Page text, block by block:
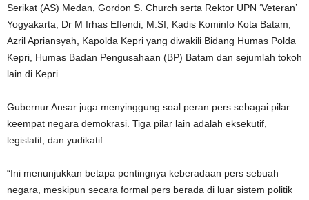
Serikat (AS) Medan, Gordon S. Church serta Rektor UPN ‘Veteran’
Yogyakarta, Dr M Irhas Effendi, M.SI, Kadis Kominfo Kota Batam,
Azril Apriansyah, Kapolda Kepri yang diwakili Bidang Humas Polda
Kepri, Humas Badan Pengusahaan (BP) Batam dan sejumlah tokoh
lain di Kepri.
Gubernur Ansar juga menyinggung soal peran pers sebagai pilar
keempat negara demokrasi. Tiga pilar lain adalah eksekutif,
legislatif, dan yudikatif.
“Ini menunjukkan betapa pentingnya keberadaan pers sebuah
negara, meskipun secara formal pers berada di luar sistem politik